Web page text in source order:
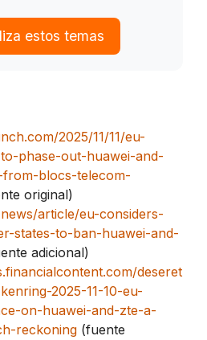
estos temas
2025/11/11/eu-
phase-out-huawei-and-
from-blocs-telecom-
original)
article/eu-considers-
states-to-ban-huawei-and-
adicional)
deseret
2025-11-10-eu-
on-huawei-and-zte-a-
reckoning (fuente